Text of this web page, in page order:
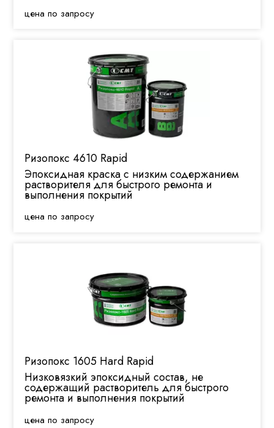
цена по запросу
Ризопокс 4610 Rapid
Эпоксидная краска с низким содержанием
растворителя для быстрого ремонта и
выполнения покрытий
цена по запросу
Ризопокс 1605 Hard Rapid
Низковязкий эпоксидный состав, не
содержащий растворитель для быстрого
ремонта и выполнения покрытий
цена по запросу